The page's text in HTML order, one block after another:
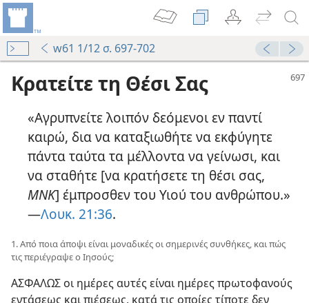
w61 1/12 σ. 697-702
Κρατείτε τη Θέσι Σας
«Αγρυπνείτε λοιπόν δεόμενοι εν παντί
καιρώ, δια να καταξιωθήτε να εκφύγητε
πάντα ταύτα τα μέλλοντα να γείνωσι, και
να σταθήτε [να κρατήσετε τη θέσι σας,
ΜΝΚ] έμπροσθεν του Υιού του ανθρώπου.»​
—Λουκ. 21:36.
1. Από ποια άποψι είναι μοναδικές οι σημερινές συνθήκες, και πώς
τις περιέγραψε ο Ιησούς;
ΑΣΦΑΛΩΣ οι ημέρες αυτές είναι ημέρες πρωτοφανούς
εντάσεως και πιέσεως, κατά τις οποίες τίποτε δεν